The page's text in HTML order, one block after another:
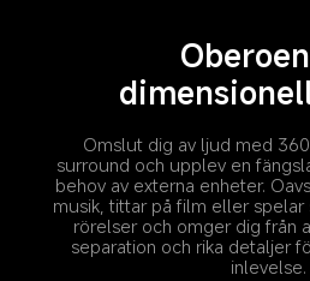
Omslut dig av ljud med
surround och upplev en
behov av externa enheter.
musik, tittar på film eller
rörelser och omger dig från
separation och rika detaljer
inlevelse.